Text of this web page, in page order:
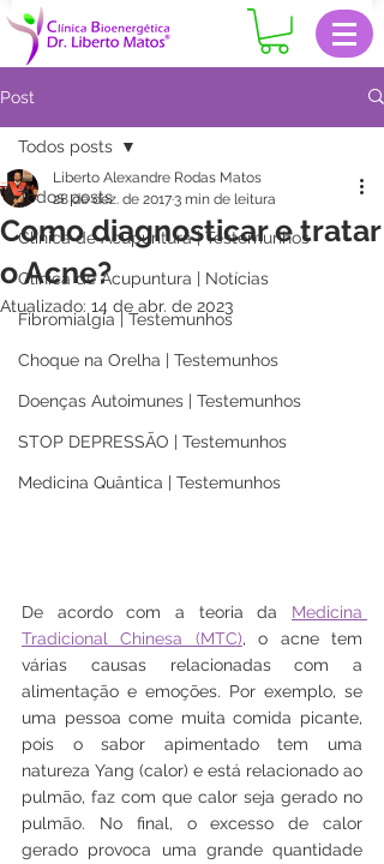
Post
Todos posts
Clinica de Acupuntura | Testemunhos
Clinica de Acupuntura | Notícias
Fibromialgia | Testemunhos
Choque na Orelha | Testemunhos
Doenças Autoimunes | Testemunhos
STOP DEPRESSÃO | Testemunhos
Medicina Quântica | Testemunhos
Todos posts
Como diagnosticar e tratar
o Acne?
Liberto Alexandre Rodas Matos
28 de dez. de 20173 min de leitura
Atualizado: 14 de abr. de 2023
De acordo com a teoria da Medicina
Tradicional Chinesa (MTC), o acne tem
várias causas relacionadas com a
alimentação e emoções. Por exemplo, se
uma pessoa come muita comida picante,
pois o sabor apimentado tem uma
natureza Yang (calor) e está relacionado ao
pulmão, faz com que calor seja gerado no
pulmão. No final, o excesso de calor
gerado provoca uma grande quantidade